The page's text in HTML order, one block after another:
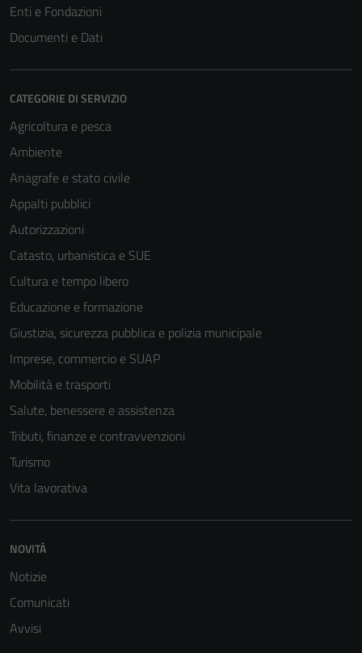
Enti e Fondazioni
Documenti e Dati
CATEGORIE DI SERVIZIO
Agricoltura e pesca
Ambiente
Anagrafe e stato civile
Appalti pubblici
Autorizzazioni
Catasto, urbanistica e SUE
Cultura e tempo libero
Educazione e formazione
Giustizia, sicurezza pubblica e polizia municipale
Imprese, commercio e SUAP
Mobilità e trasporti
Salute, benessere e assistenza
Tributi, finanze e contravvenzioni
Turismo
Vita lavorativa
NOVITÀ
Notizie
Comunicati
Avvisi